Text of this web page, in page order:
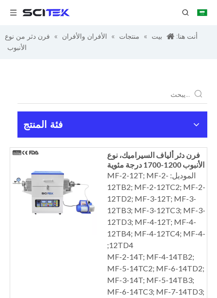
أنت هنا: بيت » منتجات » الأفران والأفران »
فرن دثر من نوع
الأنبوب
فئة المنتج
فرن دثر ألياف السيراميك، نوع
الأنبوب 1200-1700 درجة مئوية
الموديل: MF-2-12T; MF-2-
12TB2; MF-2-12TC2; MF-2-
12TD2; MF-3-12T; MF-3-
12TB3; MF-3-12TC3; MF-3-
12TD3; MF-4-12T; MF-4-
12TB4; MF-4-12TC4; MF-4-
12TD4;
MF-2-14T; MF-4-14TB2;
MF-5-14TC2; MF-6-14TD2;
MF-3-14T; MF-5-14TB3;
MF-6-14TC3; MF-7-14TD3;